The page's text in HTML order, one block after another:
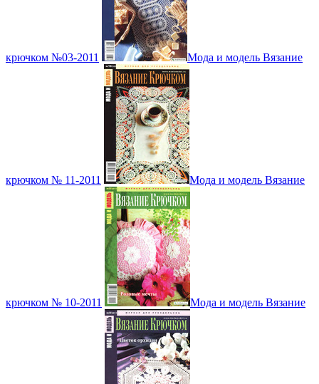
крючком №03-2011 Мода и модель Вязание
крючком № 11-2011 Мода и модель Вязание
крючком № 10-2011 Мода и модель Вязание